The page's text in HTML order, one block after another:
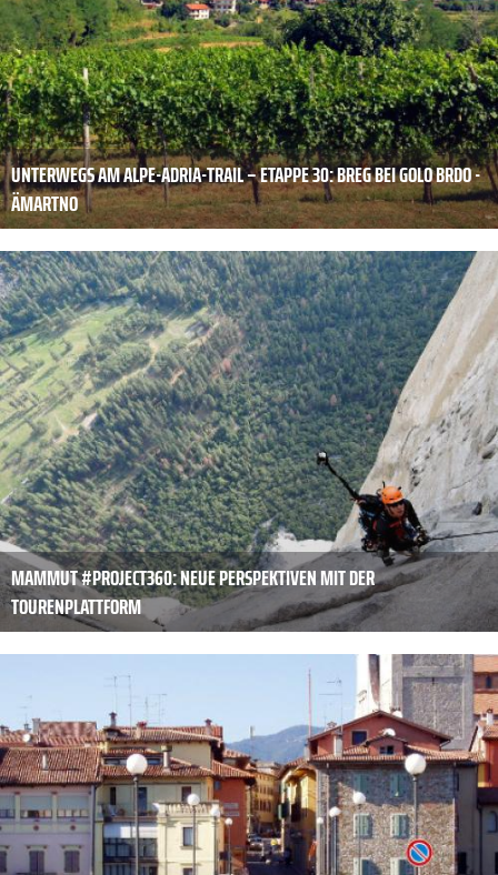
UNTERWEGS AM ALPE-ADRIA-TRAIL – ETAPPE 30: BREG BEI GOLO BRDO -
ÄMARTNO
MAMMUT #PROJECT360: NEUE PERSPEKTIVEN MIT DER
TOURENPLATTFORM